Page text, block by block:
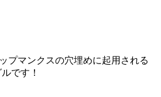
プマンクスの穴埋めに起用される
です！